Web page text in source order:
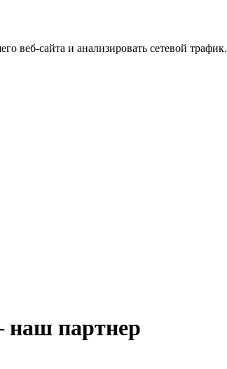
веб-сайта и анализировать сетевой трафик.
наш партнер